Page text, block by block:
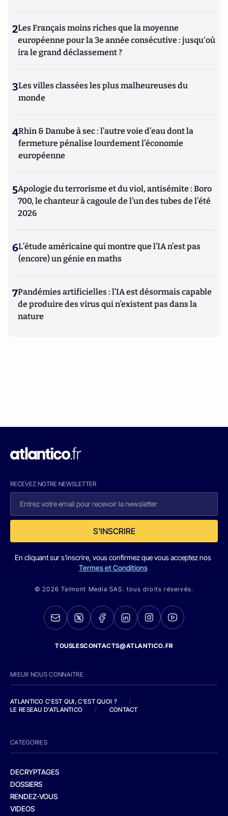
2Les Français moins riches que la moyenne
européenne pour la 3e année consécutive : jusqu'où
ira le grand déclassement ?
3Les villes classées les plus malheureuses du
monde
4Rhin & Danube à sec : l’autre voie d’eau dont la
fermeture pénalise lourdement l’économie
européenne
5Apologie du terrorisme et du viol, antisémite : Boro
700, le chanteur à cagoule de l’un des tubes de l’été
2026
6L’étude américaine qui montre que l’IA n’est pas
(encore) un génie en maths
7Pandémies artificielles : l’IA est désormais capable
de produire des virus qui n’existent pas dans la
nature
RECEVEZ NOTRE NEWSLETTER
S'INSCRIRE
En cliquant sur s'inscrire, vous confirmez que vous acceptez nos
Termes et Conditions
© 2026 Talmont Media SAS. tous droits réservés.
TOUSLESCONTACTS@ATLANTICO.FR
MIEUX NOUS CONNAITRE
ATLANTICO C'EST QUI, C'EST QUOI ?
/
LE RESEAU D'ATLANTICO
/ CONTACT
CATEGORIES
DECRYPTAGES
DOSSIERS
RENDEZ-VOUS
VIDEOS